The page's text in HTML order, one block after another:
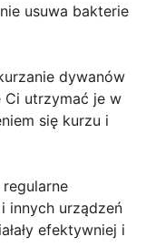
usuwa bakterie
dywanów
utrzymać je w
się kurzu i
innych urządzeń
efektywniej i